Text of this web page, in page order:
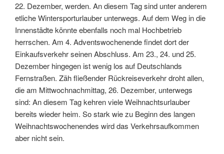
22. Dezember, werden. An diesem Tag sind unter anderem
etliche Wintersporturlauber unterwegs. Auf dem Weg in die
Innenstädte könnte ebenfalls noch mal Hochbetrieb
herrschen. Am 4. Adventswochenende findet dort der
Einkaufsverkehr seinen Abschluss. Am 23., 24. und 25.
Dezember hingegen ist wenig los auf Deutschlands
Fernstraßen. Zäh fließender Rückreiseverkehr droht allen,
die am Mittwochnachmittag, 26. Dezember, unterwegs
sind: An diesem Tag kehren viele Weihnachtsurlauber
bereits wieder heim. So stark wie zu Beginn des langen
Weihnachtswochenendes wird das Verkehrsaufkommen
aber nicht sein.